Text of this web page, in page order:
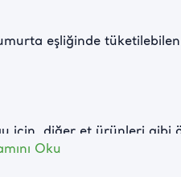
eşliğinde
için, diğer et ürünleri gibi
edilmesi gerekir.
Oku